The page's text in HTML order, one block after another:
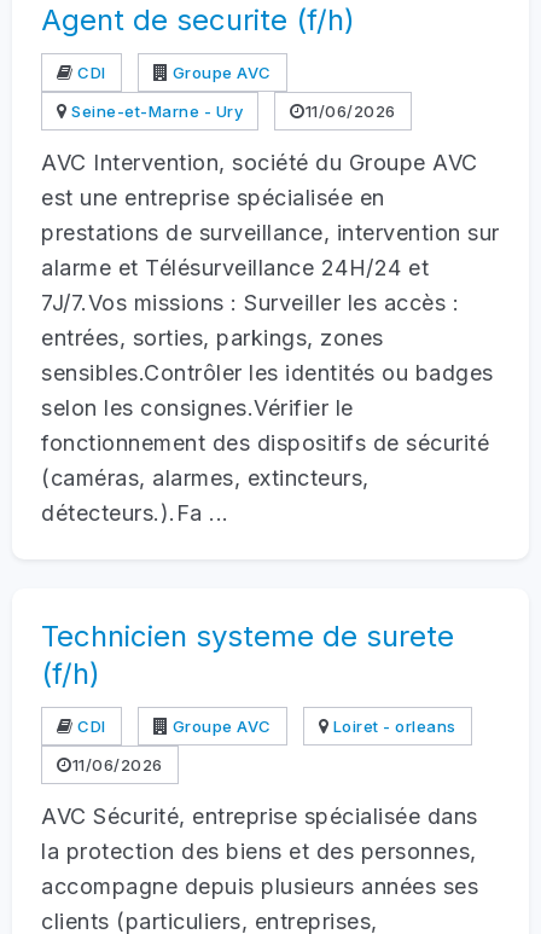
Agent de securite (f/h)
CDI
Groupe AVC
Seine-et-Marne - Ury
11/06/2026
AVC Intervention, société du Groupe AVC
est une entreprise spécialisée en
prestations de surveillance, intervention sur
alarme et Télésurveillance 24H/24 et
7J/7.Vos missions : Surveiller les accès :
entrées, sorties, parkings, zones
sensibles.Contrôler les identités ou badges
selon les consignes.Vérifier le
fonctionnement des dispositifs de sécurité
(caméras, alarmes, extincteurs,
détecteurs.).Fa ...
Technicien systeme de surete
(f/h)
CDI Groupe AVC
Loiret - orleans
11/06/2026
AVC Sécurité, entreprise spécialisée dans
la protection des biens et des personnes,
accompagne depuis plusieurs années ses
clients (particuliers, entreprises,